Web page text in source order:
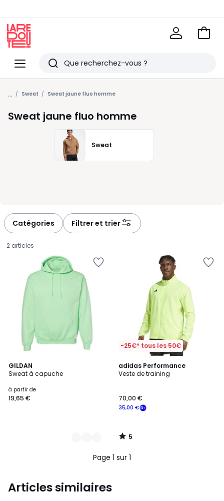
Menu
Redoute
Rechercher
Derniers
articles
vus
Voir
... Sweat Sweat jaune fluo homme
Sweat jaune fluo homme
Sweat
Catégories Filtrer et trier
2 articles
GILDAN
Sweat à capuche
Prix
à
à partir de
19,65 €
39
Couleurs
-25€* tous les 50€
adidas Performance
Veste de training
35,00 €
70,00 €
5
/
5
/
Page 1 sur 1
Articles similaires